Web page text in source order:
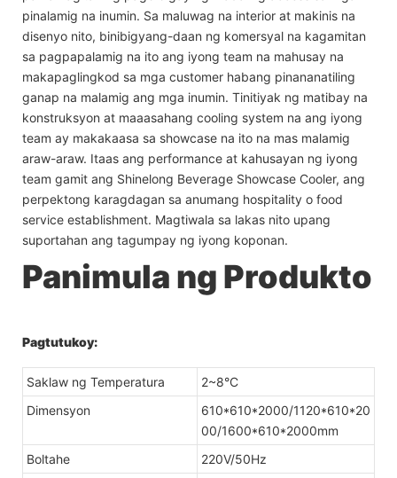
pinalamig na inumin. Sa maluwag na interior at makinis na
disenyo nito, binibigyang-daan ng komersyal na kagamitan
sa pagpapalamig na ito ang iyong team na mahusay na
makapaglingkod sa mga customer habang pinananatiling
ganap na malamig ang mga inumin. Tinitiyak ng matibay na
konstruksyon at maaasahang cooling system na ang iyong
team ay makakaasa sa showcase na ito na mas malamig
araw-araw. Itaas ang performance at kahusayan ng iyong
team gamit ang Shinelong Beverage Showcase Cooler, ang
perpektong karagdagan sa anumang hospitality o food
service establishment. Magtiwala sa lakas nito upang
suportahan ang tagumpay ng iyong koponan.
Panimula ng Produkto
Pagtutukoy:
Saklaw ng Temperatura
2~8°C
Dimensyon
610*610*2000/1120*610*20
00/1600*610*2000mm
Boltahe
220V/50Hz